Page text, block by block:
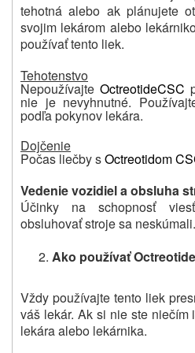
tehotná alebo ak plánujete
svojim lekárom alebo
používať tento liek.
Tehotenstvo
Nepoužívajte OctreotideCSC
nie je nevyhnutné.
podľa pokynov lekára.
Dojčenie
Počas liečby sOctreotidom
Vedenie vozidiel a obsluha
Účinky na schopnosť
obsluhovať stroje sa neskúmali.
Ako používať
Vždy používajte tento liek
váš lekár. Ak si nie ste niečím
lekára alebo lekárnika.